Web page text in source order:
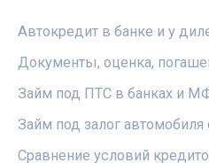
Автокредит в банке и у
Документы, оценка,
Займ под ПТС в банках и
Займ под залог
Сравнение условий